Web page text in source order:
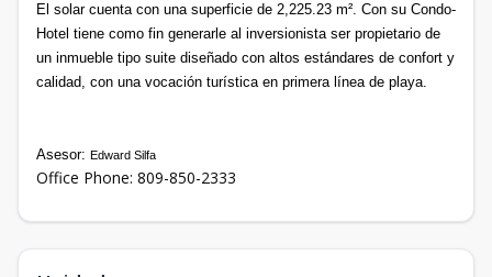
El solar cuenta con una superficie de 2,225.23 m². Con su Condo-
Hotel tiene como fin generarle al inversionista ser propietario de
un inmueble tipo suite diseñado con altos estándares de confort y
calidad, con una vocación turística en primera línea de playa.
Asesor: Edward Silfa
Office Phone: 809-850-2333